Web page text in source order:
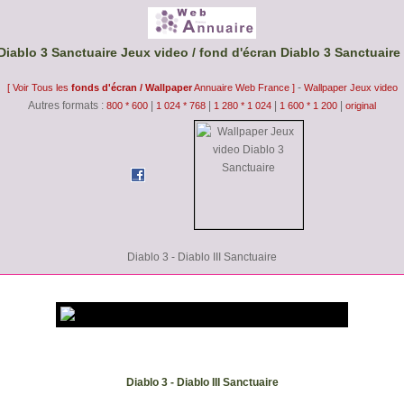
3 Sanctuaire Jeux video / fond d'écran Diablo 3
[ Voir Tous les fonds d'écran / WallpaperAnnuaire Web France ] - Wallpaper Jeux video
Autres formats : 800 * 600 1 024 * 768 1 280 * 1 024 1 600 * 1 200 original
Diablo 3 - Diablo III Sanctuaire
Diablo 3 - Diablo III Sanctuaire